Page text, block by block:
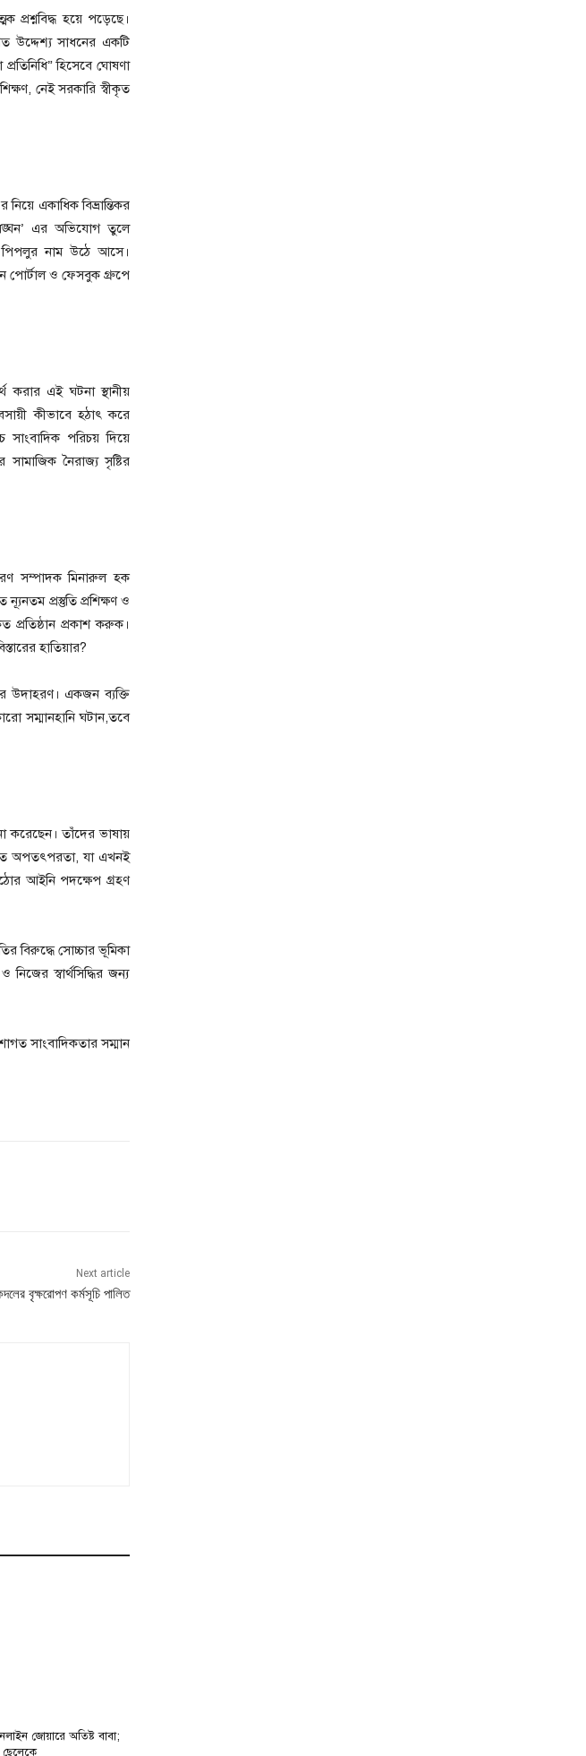
প্রশ্নবিদ্ধ হয়ে পড়েছে।
উদ্দেশ্য সাধনের একটি
হিসেবে ঘোষণা
নেই সরকারি স্বীকৃত
একাধিক বিভ্রান্তিকর
লঙ্ঘন’ এর অভিযোগ তুলে
পিপলুর নাম উঠে আসে।
পোর্টাল ও ফেসবুক গ্রুপে
করার এই ঘটনা স্থানীয়
কীভাবে হঠাৎ করে
সাংবাদিক পরিচয় দিয়ে
নৈরাজ্য সৃষ্টির
সম্পাদক মিনারুল হক
প্রস্তুতি প্রশিক্ষণ ও
প্রতিষ্ঠান প্রকাশ করুক।
হাতিয়ার?
উদাহরণ। একজন ব্যক্তি
সম্মানহানি ঘটান,তবে
করেছেন। তাঁদের ভাষায়
অপতৎপরতা, যা এখনই
আইনি পদক্ষেপ গ্রহণ
বিরুদ্ধে সোচ্চার ভূমিকা
স্বার্থসিদ্ধির জন্য
সাংবাদিকতার সম্মান
Next article
বৃক্ষরোপণ কর্মসূচি পালিত
জোয়ারে অতিষ্ট বাবা;